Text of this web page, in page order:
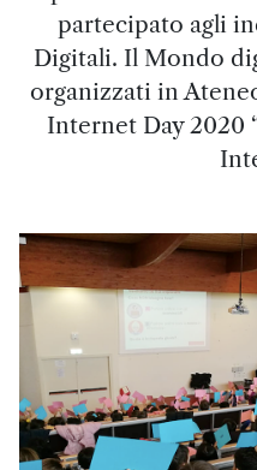
partecipato agli
Digitali. Il Mondo
organizzati in
Internet Day 2020